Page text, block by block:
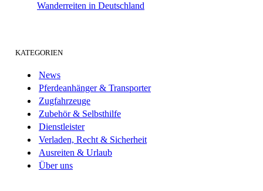
Wanderreiten in Deutschland
KATEGORIEN
News
Pferdeanhänger & Transporter
Zugfahrzeuge
Zubehör & Selbsthilfe
Dienstleister
Verladen, Recht & Sicherheit
Ausreiten & Urlaub
Über uns